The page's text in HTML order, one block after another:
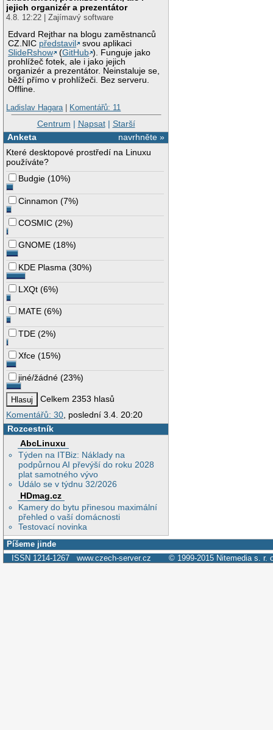
jejich organizér a prezentátor
4.8. 12:22 | Zajímavý software
Edvard Rejthar na blogu zaměstnanců
CZ.NIC představil
svou aplikaci
SlideRshow
(GitHub ). Funguje jako
prohlížeč fotek, ale i jako jejich
organizér a prezentátor. Neinstaluje se,
běží přímo v prohlížeči. Bez serveru.
Offline.
Ladislav Hagara| Komentářů: 11
Centrum | Napsat| Starší
navrhněte »
Anketa
Které desktopové prostředí na Linuxu
používáte?
Budgie (10%)
Cinnamon (7%)
COSMIC (2%)
GNOME (18%)
KDE Plasma (30%)
LXQt (6%)
MATE (6%)
TDE (2%)
Xfce (15%)
jiné/žádné (23%)
Celkem 2353 hlasů
Komentářů: 30 , poslední 3.4. 20:20
Rozcestník
AbcLinuxu
Týden na ITBiz: Náklady na
podpůrnou AI převýší do roku 2028
plat samotného vývo
Událo se v týdnu 32/2026
HDmag.cz
Kamery do bytu přinesou maximální
přehled o vaší domácnosti
Testovací novinka
Píšeme jinde
ISSN 1214-1267 www.czech-server.cz © 1999-2015 Nitemedia s. r.